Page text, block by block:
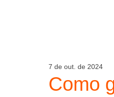
Como
7 de out. de 2024